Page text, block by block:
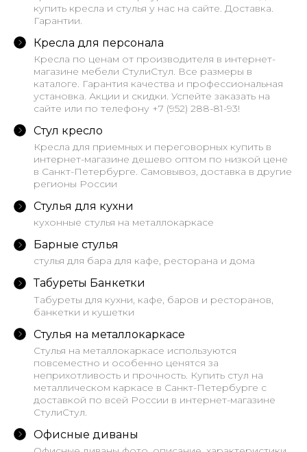
купить кресла и стулья у нас на сайте. Доставка.
Гарантии.
Кресла для персонала
Кресла по ценам от производителя в интернет-
магазине мебели СтулиСтул. Все размеры в
каталоге. Гарантия качества и профессиональная
установка. Акции и скидки. Успейте заказать на
сайте или по телефону +7 (952) 288-81-93!
Стул кресло
Кресла для приемных и переговорных купить в
интернет-магазине дешево оптом по низкой цене
в Санкт-Петербурге. Самовывоз, доставка в другие
регионы России
Стулья для кухни
кухонные стулья на металлокаркасе
Барные стулья
стулья для бара для кафе, ресторана и дома
Табуреты Банкетки
Табуреты для кухни, кафе, баров и ресторанов,
банкетки и кушетки
Стулья на металлокаркасе
Стулья на металлокаркасе используются
повсеместно и особенно ценятся за
неприхотливость и прочность. Купить стул на
металлическом каркасе в Санкт-Петербурге с
доставкой по всей России в интернет-магазине
СтулиСтул.
Офисные диваны